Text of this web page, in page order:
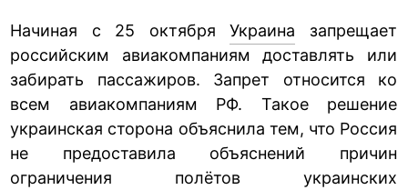
Начиная с 25 октябряУкраина запрещает
российским авиакомпаниям доставлять или
забирать пассажиров. Запрет относится ко
всем авиакомпаниям РФ. Такое решение
украинская сторона объяснила тем, что Россия
не предоставила объяснений причин
ограничения полётов украинских